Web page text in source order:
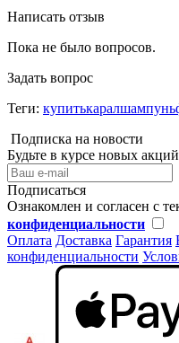
Написать отзыв
Пока не было вопросов.
Задать вопрос
Теги:
Подписка на новости
Будьте в курсе новых
Подписаться
Ознакомлен и согласен с
конфиденциальности
Оплата Доставка Гарантия
конфиденциальности